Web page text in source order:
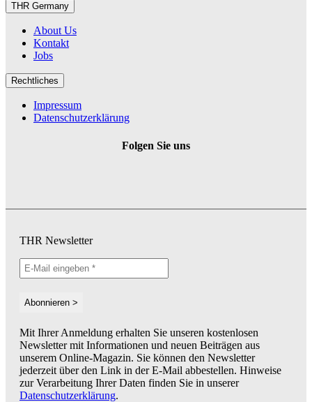
THR Germany
About Us
Kontakt
Jobs
Rechtliches
Impressum
Datenschutzerklärung
Folgen Sie uns
THR Newsletter
Mit Ihrer Anmeldung erhalten Sie unseren kostenlosen
Newsletter mit Informationen und neuen Beiträgen aus
unserem Online-Magazin. Sie können den Newsletter
jederzeit über den Link in der E-Mail abbestellen. Hinweise
zur Verarbeitung Ihrer Daten finden Sie in unserer
Datenschutzerklärung.